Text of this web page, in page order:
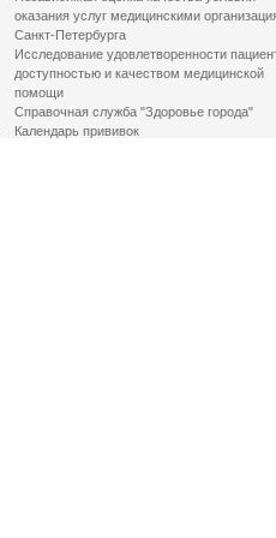
оказания услуг медицинскими
Санкт-Петербурга
Исследование удовлетворенности
доступностью и качеством медицинской
помощи
Справочная служба "Здоровье города"
Календарь прививок